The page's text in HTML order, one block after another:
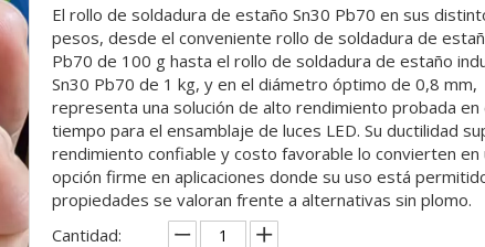
El rollo de soldadura de estaño Sn30 Pb70 en sus
pesos, desde el conveniente rollo de soldadura de
Pb70 de 100 g hasta el rollo de soldadura de estaño
Sn30 Pb70 de 1 kg, y en el diámetro óptimo de 0,8 mm,
representa una solución de alto rendimiento probada en
tiempo para el ensamblaje de luces LED. Su ductilidad
rendimiento confiable y costo favorable lo convierten en
opción firme en aplicaciones donde su uso está
propiedades se valoran frente a alternativas sin plomo.
Cantidad: